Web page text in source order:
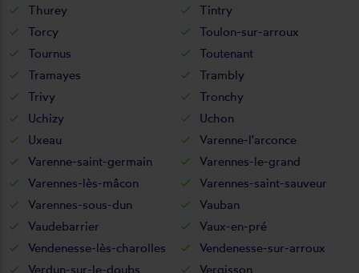
Thurey
Tintry
Torcy
Toulon-sur-arroux
Tournus
Toutenant
Tramayes
Trambly
Trivy
Tronchy
Uchizy
Uchon
Uxeau
Varenne-l'arconce
Varenne-saint-germain
Varennes-le-grand
Varennes-lès-mâcon
Varennes-saint-sauveur
Varennes-sous-dun
Vauban
Vaudebarrier
Vaux-en-pré
Vendenesse-lès-charolles
Vendenesse-sur-arroux
Verdun-sur-le-doubs
Vergisson